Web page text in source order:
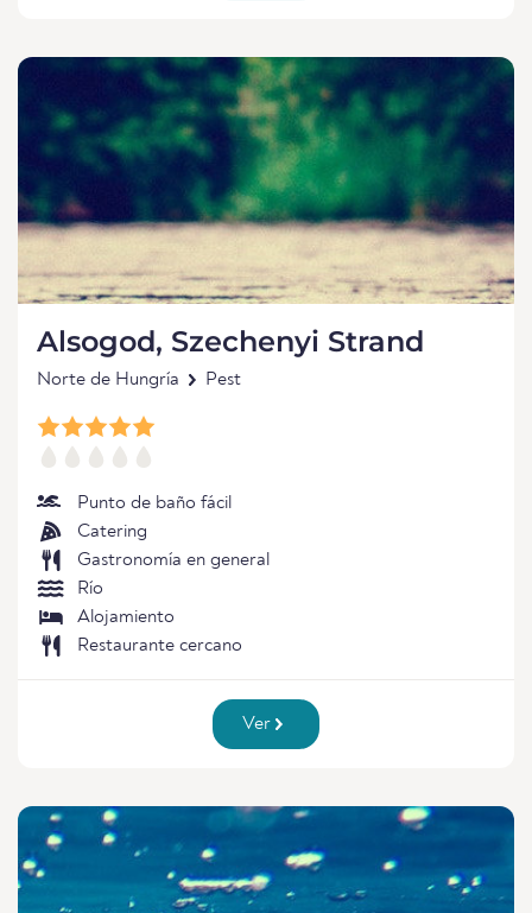
Alsogod, Szechenyi Strand
Norte de Hungría Pest
Punto de baño fácil
Catering
Gastronomía en general
Río
Alojamiento
Restaurante cercano
Ver